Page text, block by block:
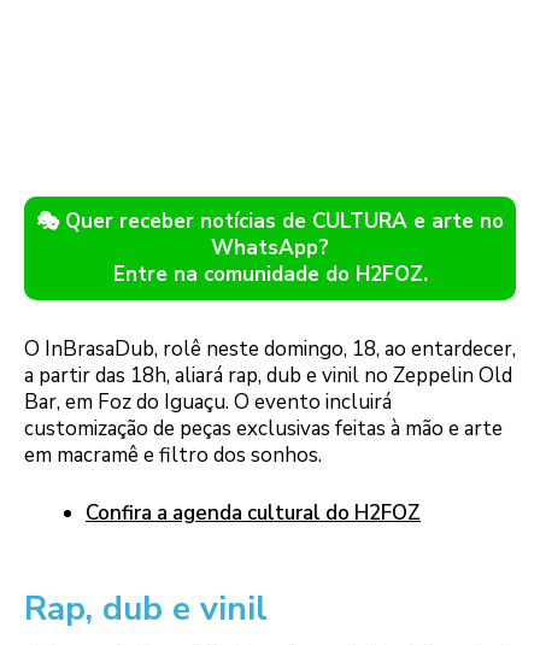
🎭 Quer receber notícias de CULTURA e arte no
WhatsApp?
Entre na comunidade do H2FOZ.
O InBrasaDub, rolê neste domingo, 18, ao entardecer,
a partir das 18h, aliará rap, dub e vinil no Zeppelin Old
Bar, em Foz do Iguaçu. O evento incluirá
customização de peças exclusivas feitas à mão e arte
em macramê e filtro dos sonhos.
Confira a agenda cultural do H2FOZ
Rap, dub e vinil